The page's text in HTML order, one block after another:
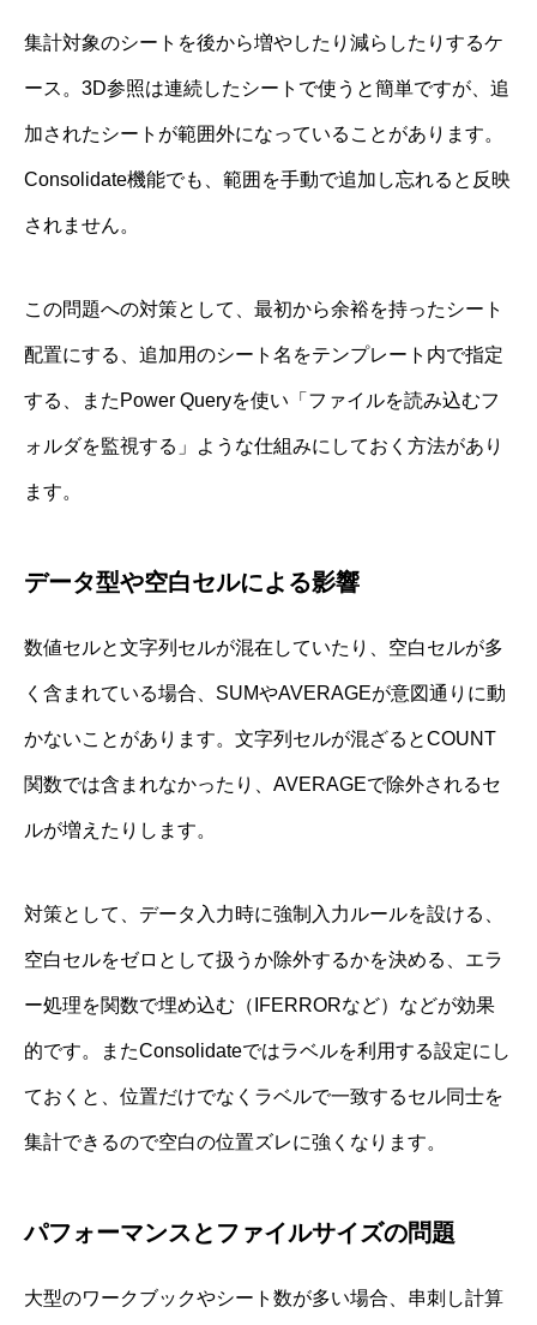
集計対象のシートを後から増やしたり減らしたりするケ
ース。3D参照は連続したシートで使うと簡単ですが、追
加されたシートが範囲外になっていることがあります。
Consolidate機能でも、範囲を手動で追加し忘れると反映
されません。
この問題への対策として、最初から余裕を持ったシート
配置にする、追加用のシート名をテンプレート内で指定
する、またPower Queryを使い「ファイルを読み込むフ
ォルダを監視する」ような仕組みにしておく方法があり
ます。
データ型や空白セルによる影響
数値セルと文字列セルが混在していたり、空白セルが多
く含まれている場合、SUMやAVERAGEが意図通りに動
かないことがあります。文字列セルが混ざるとCOUNT
関数では含まれなかったり、AVERAGEで除外されるセ
ルが増えたりします。
対策として、データ入力時に強制入力ルールを設ける、
空白セルをゼロとして扱うか除外するかを決める、エラ
ー処理を関数で埋め込む（IFERRORなど）などが効果
的です。またConsolidateではラベルを利用する設定にし
ておくと、位置だけでなくラベルで一致するセル同士を
集計できるので空白の位置ズレに強くなります。
パフォーマンスとファイルサイズの問題
大型のワークブックやシート数が多い場合、串刺し計算